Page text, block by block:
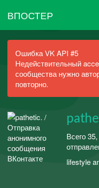
ВПОСТЕР
Ошибка VK API #5
Недействительный
сообщества нужно
повторно.
Всего
lifestyle